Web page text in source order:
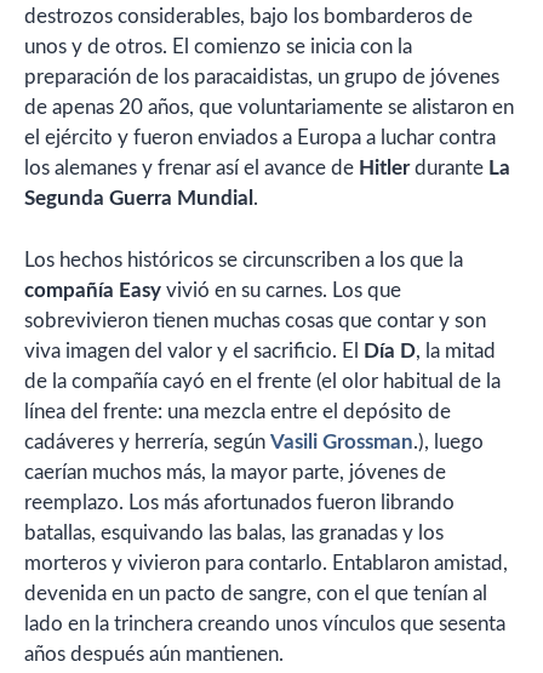
destrozos considerables, bajo los bombarderos de
unos y de otros. El comienzo se inicia con la
preparación de los paracaidistas, un grupo de jóvenes
de apenas 20 años, que voluntariamente se alistaron en
el ejército y fueron enviados a Europa a luchar contra
los alemanes y frenar así el avance de Hitlerdurante La
Segunda Guerra Mundial .
Los hechos históricos se circunscriben a los que la
compañía Easy vivió en su carnes. Los que
sobrevivieron tienen muchas cosas que contar y son
viva imagen del valor y el sacrificio. El
Día D, la mitad
de la compañía cayó en el frente (el olor habitual de la
línea del frente: una mezcla entre el depósito de
cadáveres y herrería, según Vasili Grossman.), luego
caerían muchos más, la mayor parte, jóvenes de
reemplazo. Los más afortunados fueron librando
batallas, esquivando las balas, las granadas y los
morteros y vivieron para contarlo. Entablaron amistad,
devenida en un pacto de sangre, con el que tenían al
lado en la trinchera creando unos vínculos que sesenta
años después aún mantienen.